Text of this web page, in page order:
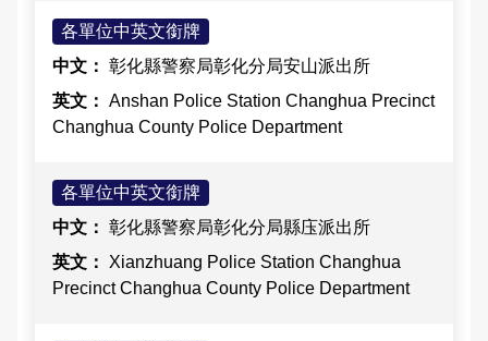
各分局分駐（派出）所服務據點
民防召募專區
彰化縣擴大召募有志青年加入民防團隊
業務統計
預算及決算書
政策及業務宣導資訊查詢專區
補助公告專區
English
各單位中英文銜牌
彰化縣警察局彰化分局安山派出所
Anshan Police Station Changhua Precinct
Changhua County Police Department
各單位中英文銜牌
彰化縣警察局彰化分局縣庒派出所
Xianzhuang Police Station Changhua
Precinct Changhua County Police Department